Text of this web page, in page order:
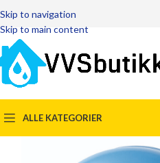
Skip to navigation
Skip to main content
ALLE KATEGORIER